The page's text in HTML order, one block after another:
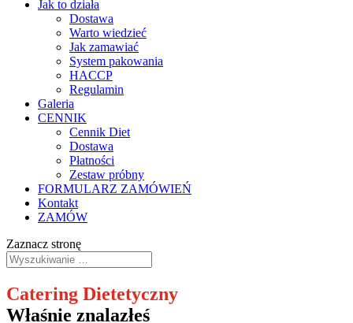
Jak to działa
Dostawa
Warto wiedzieć
Jak zamawiać
System pakowania
HACCP
Regulamin
Galeria
CENNIK
Cennik Diet
Dostawa
Płatności
Zestaw próbny
FORMULARZ ZAMÓWIEŃ
Kontakt
ZAMÓW
Zaznacz stronę
Catering Dietetyczny
Właśnie znalazłeś